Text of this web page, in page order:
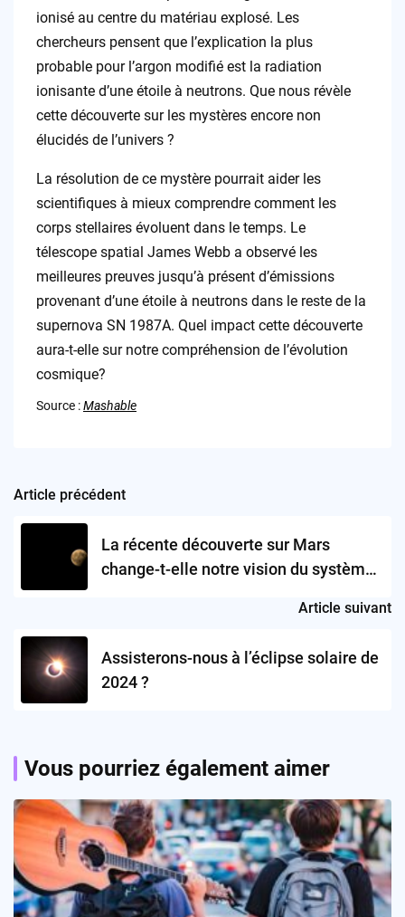
ionisé au centre du matériau explosé. Les
chercheurs pensent que l’explication la plus
probable pour l’argon modifié est la radiation
ionisante d’une étoile à neutrons. Que nous révèle
cette découverte sur les mystères encore non
élucidés de l’univers ?
La résolution de ce mystère pourrait aider les
scientifiques à mieux comprendre comment les
corps stellaires évoluent dans le temps. Le
télescope spatial James Webb a observé les
meilleures preuves jusqu’à présent d’émissions
provenant d’une étoile à neutrons dans le reste de la
supernova SN 1987A. Quel impact cette découverte
aura-t-elle sur notre compréhension de l’évolution
cosmique?
Source :Mashable
Post
navigation
Article précédent
La récente découverte sur Mars
change-t-elle notre vision du système
Article suivant
Assisterons-nous à l’éclipse solaire de
2024 ?
Vous pourriez également aimer